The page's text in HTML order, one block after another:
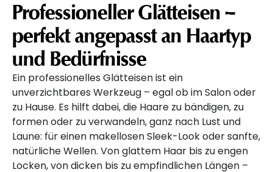
Professioneller Glätteisen –
perfekt angepasst an Haartyp
und Bedürfnisse
Ein professionelles Glätteisen ist ein
unverzichtbares Werkzeug – egal ob im Salon oder
zu Hause. Es hilft dabei, die Haare zu bändigen, zu
formen oder zu verwandeln, ganz nach Lust und
Laune: für einen makellosen Sleek-Look oder sanfte,
natürliche Wellen. Von glattem Haar bis zu engen
Locken, von dicken bis zu empfindlichen Längen –